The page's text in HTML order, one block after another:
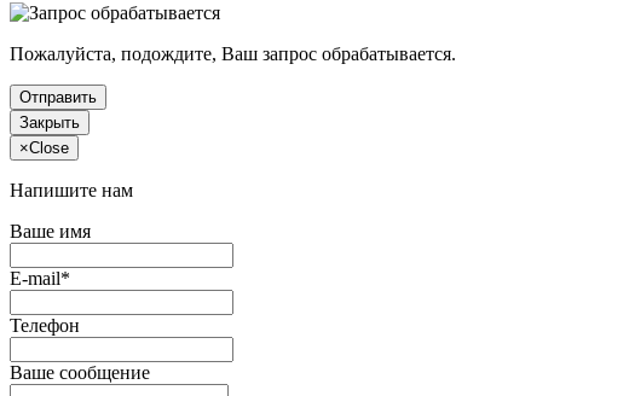
Пожалуйста, подождите, Ваш запрос обрабатывается.
Отправить
Закрыть
×Close
Напишите нам
Ваше имя
E-mail*
Телефон
Ваше сообщение